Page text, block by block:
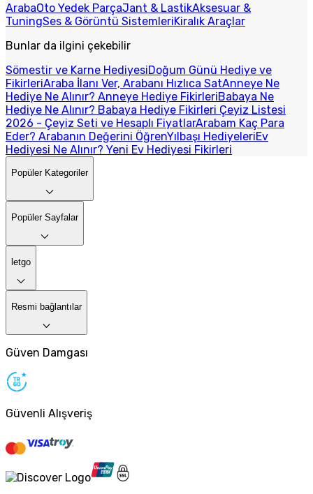
ArabaOto Yedek ParçaJant & LastikAksesuar &
TuningSes & Görüntü SistemleriKiralık Araçlar
Bunlar da ilgini çekebilir
Sömestir ve Karne HediyesiDoğum Günü Hediye ve
FikirleriAraba İlanı Ver, Arabanı Hızlıca SatAnneye Ne
Hediye Ne Alınır? Anneye Hediye FikirleriBabaya Ne
Hediye Ne Alınır? Babaya Hediye Fikirleri Çeyiz Listesi
2026 - Çeyiz Seti ve Hesaplı FiyatlarArabam Kaç Para
Eder? Arabanın Değerini ÖğrenYılbaşı HediyeleriEv
Hediyesi Ne Alınır? Yeni Ev Hediyesi Fikirleri
Popüler Kategoriler
Popüler Sayfalar
letgo
Resmi bağlantılar
Güven Damgası
Güvenli Alışveriş